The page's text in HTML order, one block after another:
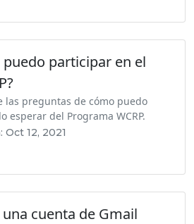
puedo participar en el
las preguntas de cómo puedo
esperar del Programa WCRP.
12, 2021
cuenta de Gmail